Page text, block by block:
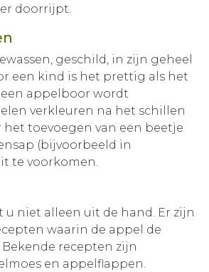
doorrijpt.
geschild, in zijn geheel
een kind is het prettig als het
appelboor wordt
verkleuren na het schillen
het toevoegen van een beetje
(bijvoorbeeld in
te voorkomen.
u niet alleen uit de hand. Er zijn
waarin de appel de
recepten zijn
en appelflappen.